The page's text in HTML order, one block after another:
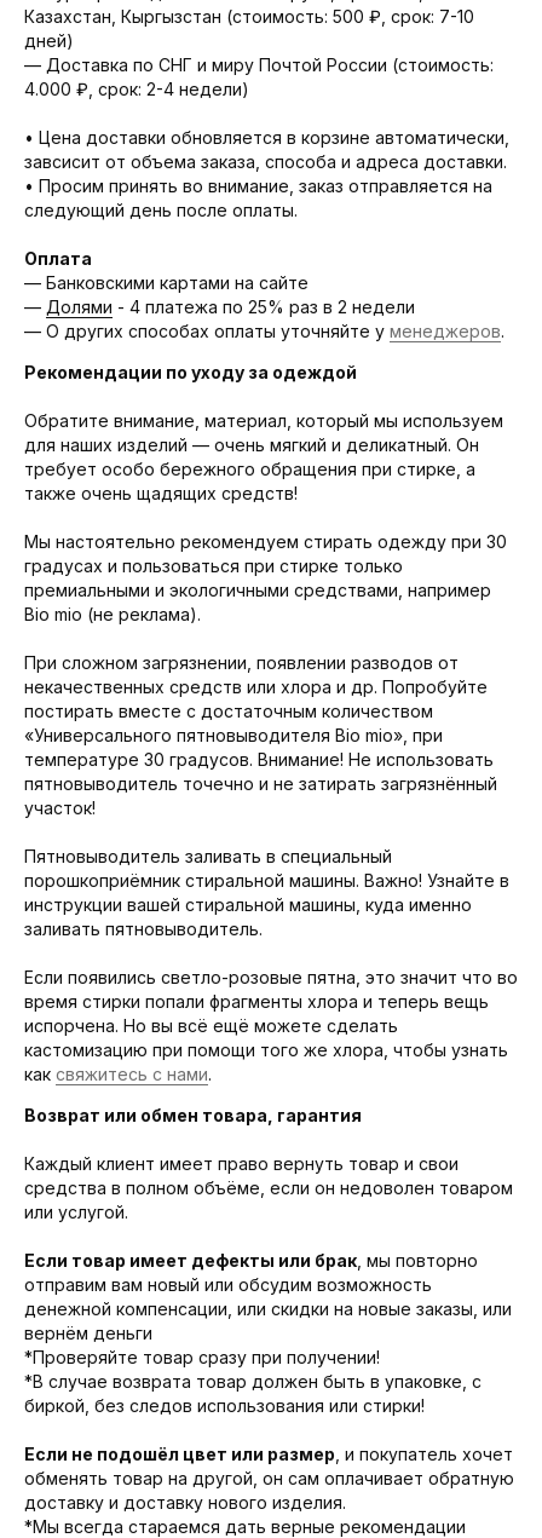
Казахстан, Кыргызстан (стоимость: 500 ₽, срок: 7-10
дней)
— Доставка по СНГ и миру Почтой России (стоимость:
4.000 ₽, срок: 2-4 недели)
• Цена доставки обновляется в корзине автоматически,
завсисит от объема заказа, способа и адреса доставки.
• Просим принять во внимание, заказ отправляется на
следующий день после оплаты.
Оплата
— Банковскими картами на сайте
— Долями - 4 платежа по 25% раз в 2 недели
— О других способах оплаты уточняйте у менеджеров.
Рекомендации по уходу за одеждой
Обратите внимание, материал, который мы используем
для наших изделий — очень мягкий и деликатный. Он
требует особо бережного обращения при стирке, а
также очень щадящих средств!
Мы настоятельно рекомендуем стирать одежду при 30
градусах и пользоваться при стирке только
премиальными и экологичными средствами, например
Bio mio (не реклама).
При сложном загрязнении, появлении разводов от
некачественных средств или хлора и др. Попробуйте
постирать вместе с достаточным количеством
«Универсального пятновыводителя Bio mio», при
температуре 30 градусов. Внимание! Не использовать
пятновыводитель точечно и не затирать загрязнённый
участок!
Пятновыводитель заливать в специальный
порошкоприёмник стиральной машины. Важно! Узнайте в
инструкции вашей стиральной машины, куда именно
заливать пятновыводитель.
Если появились светло-розовые пятна, это значит что во
время стирки попали фрагменты хлора и теперь вещь
испорчена. Но вы всё ещё можете сделать
кастомизацию при помощи того же хлора, чтобы узнать
как свяжитесь с нами.
Возврат или обмен товара, гарантия
Каждый клиент имеет право вернуть товар и свои
средства в полном объёме, если он недоволен товаром
или услугой.
Если товар имеет дефекты или брак , мы повторно
отправим вам новый или обсудим возможность
денежной компенсации, или скидки на новые заказы, или
вернём деньги
*Проверяйте товар сразу при получении!
*В случае возврата товар должен быть в упаковке, с
биркой, без следов использования или стирки!
Если не подошёл цвет или размер , и покупатель хочет
обменять товар на другой, он сам оплачивает обратную
доставку и доставку нового изделия.
*Мы всегда стараемся дать верные рекомендации